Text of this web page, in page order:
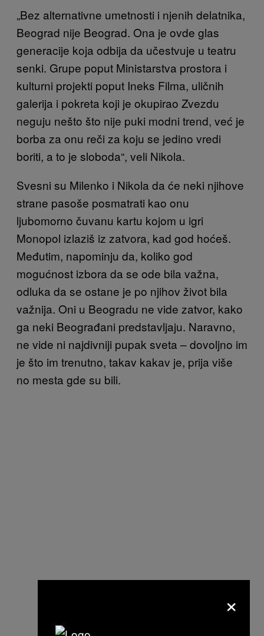
„Bez alternativne umetnosti i njenih delatnika,
Beograd nije Beograd. Ona je ovde glas
generacije koja odbija da učestvuje u teatru
senki. Grupe poput Ministarstva prostora i
kulturni projekti poput Ineks Filma, uličnih
galerija i pokreta koji je okupirao Zvezdu
neguju nešto što nije puki modni trend, već je
borba za onu reči za koju se jedino vredi
boriti, a to je sloboda“, veli Nikola.
Svesni su Milenko i Nikola da će neki njihove
strane pasoše posmatrati kao onu
ljubomorno čuvanu kartu kojom u igri
Monopol izlaziš iz zatvora, kad god hoćeš.
Međutim, napominju da, koliko god
mogućnost izbora da se ode bila važna,
odluka da se ostane je po njihov život bila
važnija. Oni u Beogradu ne vide zatvor, kako
ga neki Beograđani predstavljaju. Naravno,
ne vide ni najdivniji pupak sveta – dovoljno im
je što im trenutno, takav kakav je, prija više
no mesta gde su bili.
×